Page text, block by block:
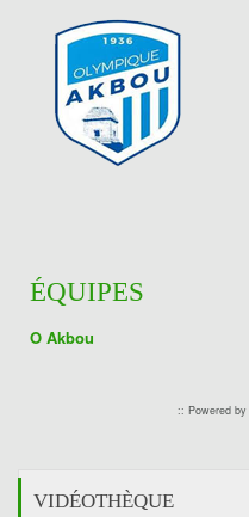
ÉQUIPES
O Akbou
:: Powered by
VIDÉOTHÈQUE